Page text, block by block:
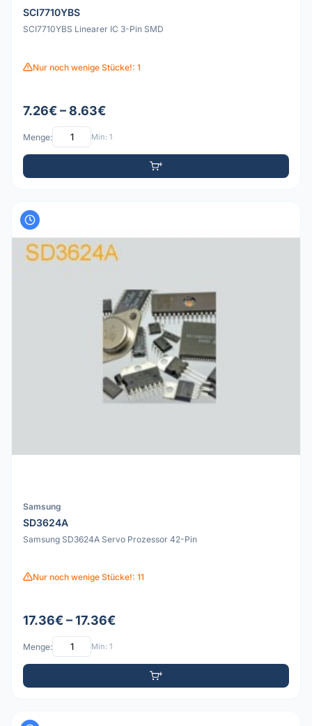
SCI7710YBS
SCI7710YBS Linearer IC 3-Pin SMD
Nur noch wenige Stücke!: 1
7.26€ – 8.63€
Menge: Min: 1
Samsung
SD3624A
Samsung SD3624A Servo Prozessor 42-Pin
Nur noch wenige Stücke!: 11
17.36€ – 17.36€
Menge: Min: 1